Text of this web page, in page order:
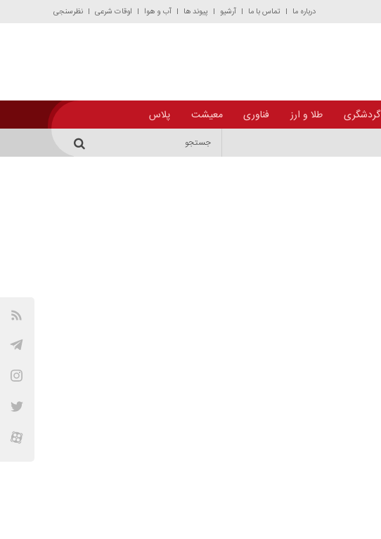
درباره ما تماس با ما آرشیو پیوند ها آب و هوا اوقات شرعی نظرسنجی
گردشگری طلا و ارز فناوری معیشت پلاس